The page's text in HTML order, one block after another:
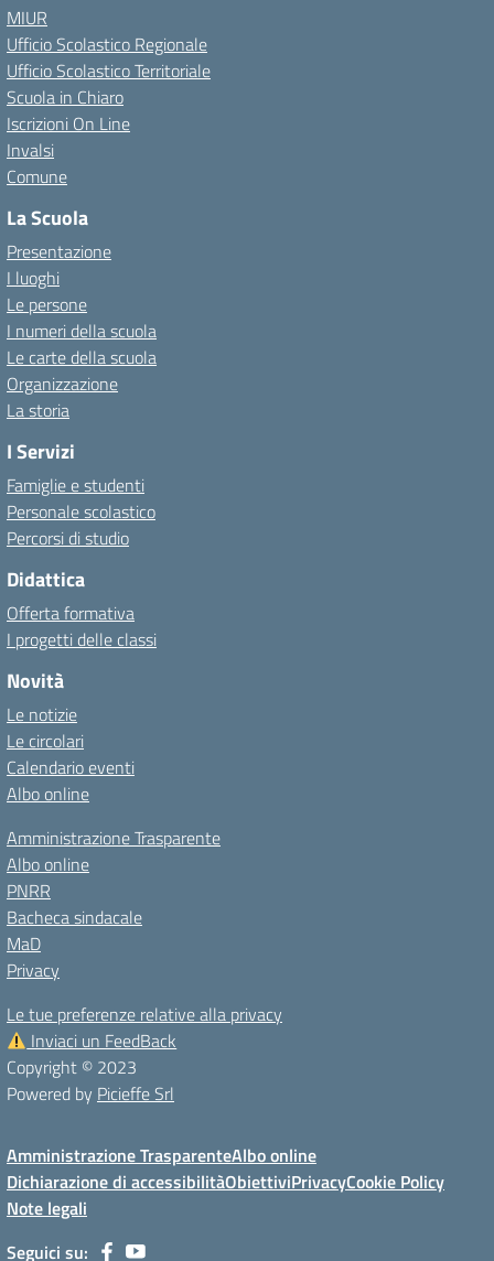
MIUR
Ufficio Scolastico Regionale
Ufficio Scolastico Territoriale
Scuola in Chiaro
Iscrizioni On Line
Invalsi
Comune
La Scuola
Presentazione
I luoghi
Le persone
I numeri della scuola
Le carte della scuola
Organizzazione
La storia
I Servizi
Famiglie e studenti
Personale scolastico
Percorsi di studio
Didattica
Offerta formativa
I progetti delle classi
Novità
Le notizie
Le circolari
Calendario eventi
Albo online
Amministrazione Trasparente
Albo online
PNRR
Bacheca sindacale
MaD
Privacy
Le tue preferenze relative alla privacy
Inviaci un FeedBack
Copyright © 2023
Powered by Picieffe Srl
Amministrazione TrasparenteAlbo online
Dichiarazione di accessibilitàObiettiviPrivacyCookie Policy
Note legali
Seguici su: